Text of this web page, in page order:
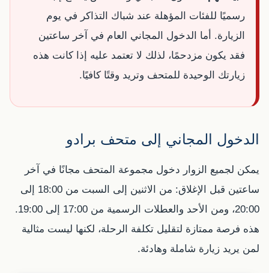
رسميًا للفئات المؤهلة عند شباك التذاكر في يوم
الزيارة. أما الدخول المجاني العام في آخر ساعتين
فقد يكون مزدحمًا، لذلك لا تعتمد عليه إذا كانت هذه
زيارتك الوحيدة للمتحف وتريد وقتًا كافيًا.
الدخول المجاني إلى متحف برادو
يمكن لجميع الزوار دخول مجموعة المتحف مجانًا في آخر
ساعتين قبل الإغلاق: من الاثنين إلى السبت من 18:00 إلى
20:00، ومن الأحد والعطلات الرسمية من 17:00 إلى 19:00.
هذه فرصة ممتازة لتقليل تكلفة الرحلة، لكنها ليست مثالية
لمن يريد زيارة شاملة وهادئة.